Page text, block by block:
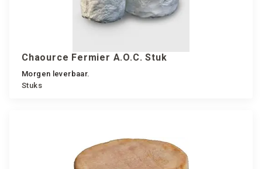
Chaource Fermier A.O.C. Stuk
Morgen leverbaar.
Stuks